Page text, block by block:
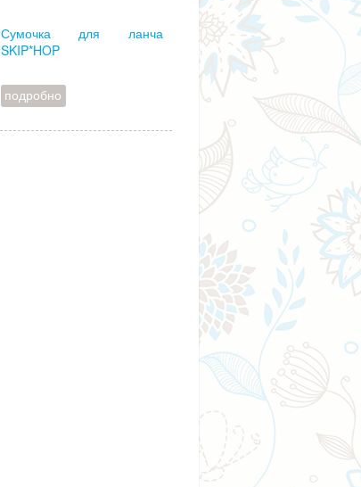
Сумочка для ланча
SKIP*HOP
подробно